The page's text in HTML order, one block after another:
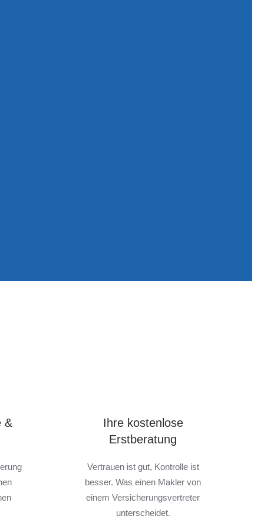
&
Ihre kostenlose
Erstberatung
Vertrauen ist gut, Kontrolle ist
besser. Was einen Makler von
einem Versicherungsvertreter
unterscheidet.